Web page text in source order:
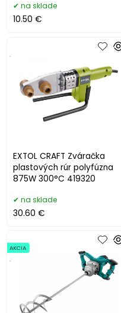
na sklade
10.50 €
EXTOL CRAFT Zváračka
plastových rúr polyfúzna
875W 300°C 419320
.
na sklade
30.60 €
AKCIA
.